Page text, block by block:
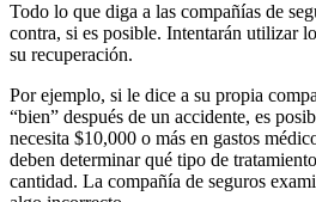
Todo lo que diga a las compañías de
contra, si es posible. Intentarán utilizar
su recuperación.
Por ejemplo, si le dice a su propia
“bien” después de un accidente, es
necesita $10,000 o más en gastos
deben determinar qué tipo de
cantidad. La compañía de seguros